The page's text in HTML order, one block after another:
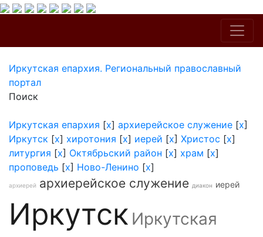
Иркутская епархия. Региональный православный
портал
Поиск
Иркутская епархия [x] архиерейское служение [x]
Иркутск [x] хиротония [x] иерей [x] Христос [x]
литургия [x] Октябрьский район [x] храм [x]
проповедь [x] Ново-Ленино [x]
архиерей архиерейское служение диакон иерей
Иркутск Иркутская